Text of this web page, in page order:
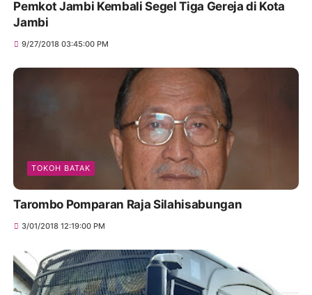
Pemkot Jambi Kembali Segel Tiga Gereja di Kota
Jambi
9/27/2018 03:45:00 PM
TOKOH BATAK
Tarombo Pomparan Raja Silahisabungan
3/01/2018 12:19:00 PM